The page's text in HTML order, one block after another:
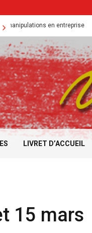
en entreprise
LIVRET D’ACCUEIL
15 mars